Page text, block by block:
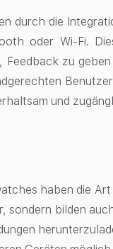
durch die
oder Wi-Fi.
Feedback zu
und
haben die
sondern bilden